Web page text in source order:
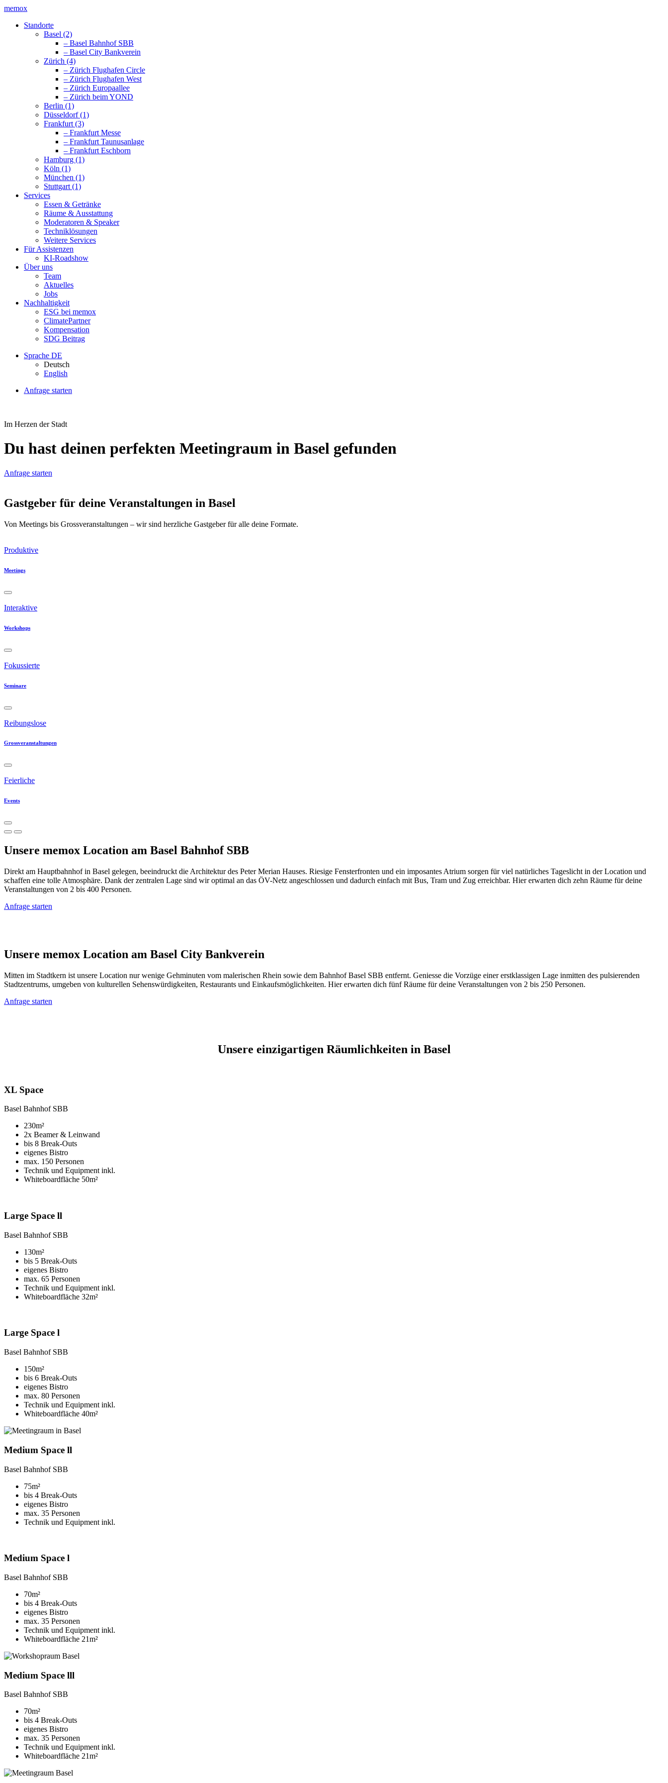
memox
Standorte
Basel (2)
– Basel Bahnhof SBB
– Basel City Bankverein
Zürich (4)
– Zürich Flughafen Circle
– Zürich Flughafen West
– Zürich Europaallee
– Zürich beim YOND
Berlin (1)
Düsseldorf (1)
Frankfurt (3)
– Frankfurt Messe
– Frankfurt Taunusanlage
– Frankfurt Eschborn
Hamburg (1)
Köln (1)
München (1)
Stuttgart (1)
Services
Essen & Getränke
Räume & Ausstattung
Moderatoren & Speaker
Techniklösungen
Weitere Services
Für Assistenzen
KI-Roadshow
Über uns
Team
Aktuelles
Jobs
Nachhaltigkeit
ESG bei memox
ClimatePartner
Kompensation
SDG Beitrag
Sprache DE
Deutsch
English
Anfrage starten
Im Herzen der Stadt
Du hast deinen perfekten Meetingraum in Basel gefunden
Anfrage starten
Gastgeber für deine Veranstaltungen in Basel
Von Meetings bis Grossveranstaltungen – wir sind herzliche Gastgeber für alle deine Formate.
Produktive
Meetings
Interaktive
Workshops
Fokussierte
Seminare
Reibungslose
Grossveranstaltungen
Feierliche
Events
Unsere memox Location am Basel Bahnhof SBB
Direkt am Hauptbahnhof in Basel gelegen, beeindruckt die Architektur des Peter Merian Hauses. Riesige Fensterfronten und ein imposantes Atrium sorgen für viel natürliches Tageslicht in der Location und
schaffen eine tolle Atmosphäre. Dank der zentralen Lage sind wir optimal an das ÖV-Netz angeschlossen und dadurch einfach mit Bus, Tram und Zug erreichbar. Hier erwarten dich zehn Räume für deine
Veranstaltungen von 2 bis 400 Personen.
Anfrage starten
Unsere memox Location am Basel City Bankverein
Mitten im Stadtkern ist unsere Location nur wenige Gehminuten vom malerischen Rhein sowie dem Bahnhof Basel SBB entfernt. Geniesse die Vorzüge einer erstklassigen Lage inmitten des pulsierenden
Stadtzentrums, umgeben von kulturellen Sehenswürdigkeiten, Restaurants und Einkaufsmöglichkeiten. Hier erwarten dich fünf Räume für deine Veranstaltungen von 2 bis 250 Personen.
Anfrage starten
Unsere einzigartigen Räumlichkeiten in Basel
XL Space
Basel Bahnhof SBB
230m²
2x Beamer & Leinwand
bis 8 Break-Outs
eigenes Bistro
max. 150 Personen
Technik und Equipment inkl.
Whiteboardfläche 50m²
Large Space ll
Basel Bahnhof SBB
130m²
bis 5 Break-Outs
eigenes Bistro
max. 65 Personen
Technik und Equipment inkl.
Whiteboardfläche 32m²
Large Space l
Basel Bahnhof SBB
150m²
bis 6 Break-Outs
eigenes Bistro
max. 80 Personen
Technik und Equipment inkl.
Whiteboardfläche 40m²
Medium Space ll
Basel Bahnhof SBB
75m²
bis 4 Break-Outs
eigenes Bistro
max. 35 Personen
Technik und Equipment inkl.
Medium Space l
Basel Bahnhof SBB
70m²
bis 4 Break-Outs
eigenes Bistro
max. 35 Personen
Technik und Equipment inkl.
Whiteboardfläche 21m²
Medium Space lll
Basel Bahnhof SBB
70m²
bis 4 Break-Outs
eigenes Bistro
max. 35 Personen
Technik und Equipment inkl.
Whiteboardfläche 21m²